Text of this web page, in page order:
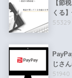
【節
くる
じさ